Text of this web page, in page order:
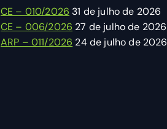
CE – 010/2026 31 de julho de 2026
CE – 006/2026 27 de julho de 2026
ARP – 011/2026 24 de julho de 2026